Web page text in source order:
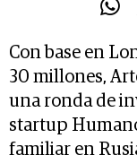
Con base en
30 millones,
una ronda de
startup
familiar en